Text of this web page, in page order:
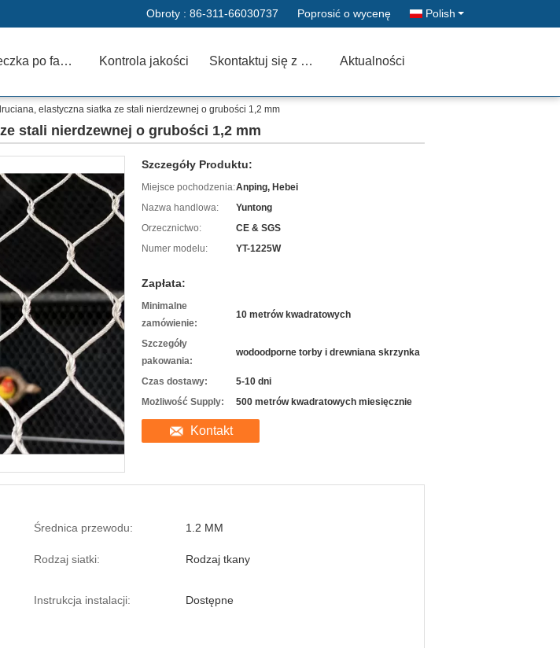
Obroty : 86-311-66030737 Poprosić o wycenę Polish
Wycieczka po fabryce Kontrola jakości Skontaktuj się z nami Aktualności
elastyczna siatka ze stali nierdzewnej o grubości 1,2 mm
stali nierdzewnej o grubości 1,2 mm
Szczegóły Produktu:
Miejsce pochodzenia:Anping, Hebei
Nazwa handlowa:
Yuntong
Orzecznictwo:
CE & SGS
Numer modelu:
YT-1225W
Zapłata:
Minimalne
zamówienie:
10 metrów kwadratowych
Szczegóły
pakowania:
wodoodporne torby i drewniana skrzynka
Czas dostawy:
5-10 dni
Możliwość Supply:
500 metrów kwadratowych miesięcznie
Kontakt
Średnica przewodu: 1.2 MM
Rodzaj siatki: Rodzaj tkany
Instrukcja instalacji: Dostępne